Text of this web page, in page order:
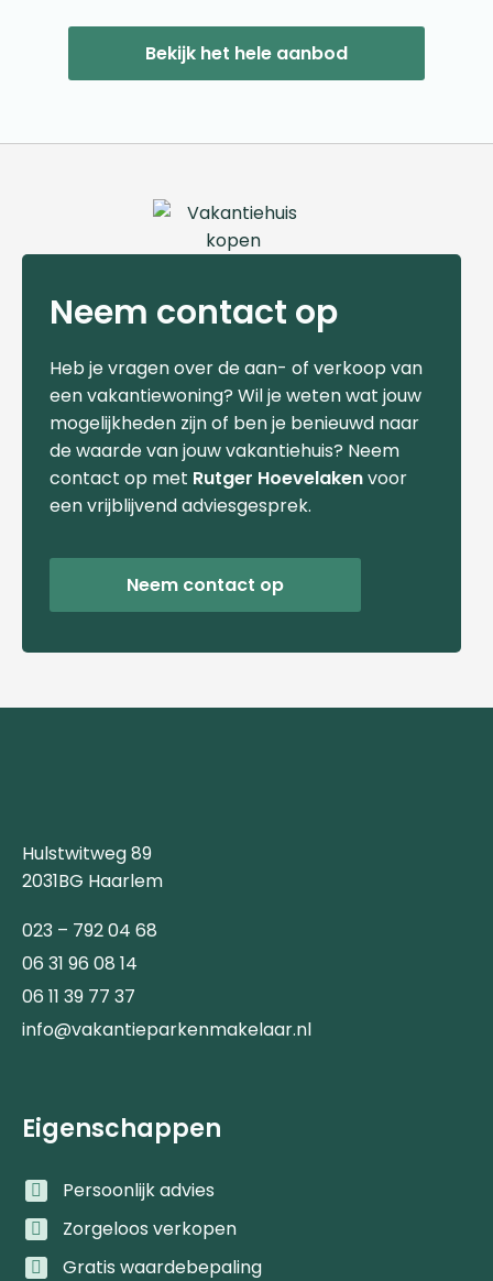
Bekijk het hele aanbod
Neem contact op
Heb je vragen over de aan- of verkoop van
een vakantiewoning? Wil je weten wat jouw
mogelijkheden zijn of ben je benieuwd naar
de waarde van jouw vakantiehuis? Neem
contact op met Rutger Hoevelakenvoor
een vrijblijvend adviesgesprek.
Neem contact op
Hulstwitweg 89
2031BG Haarlem
023 – 792 04 68
06 31 96 08 14
06 11 39 77 37
info@vakantieparkenmakelaar.nl
Eigenschappen
Persoonlijk advies
Zorgeloos verkopen
Gratis waardebepaling